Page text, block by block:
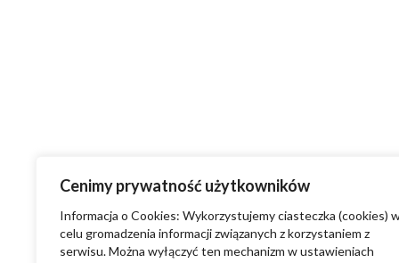
Cenimy prywatność użytkowników
Informacja o Cookies: Wykorzystujemy ciasteczka (cookies)
celu gromadzenia informacji związanych z korzystaniem z
serwisu. Można wyłączyć ten mechanizm w ustawieniach